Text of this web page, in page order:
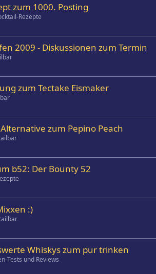
zum 1000. Posting
Rezepte
2009 - Diskussionen zum Termin
zum Tectake Eismaker
zum Pepino Peach
b52: Der Bounty 52
:)
Whiskys zum pur trinken
Tests und Reviews